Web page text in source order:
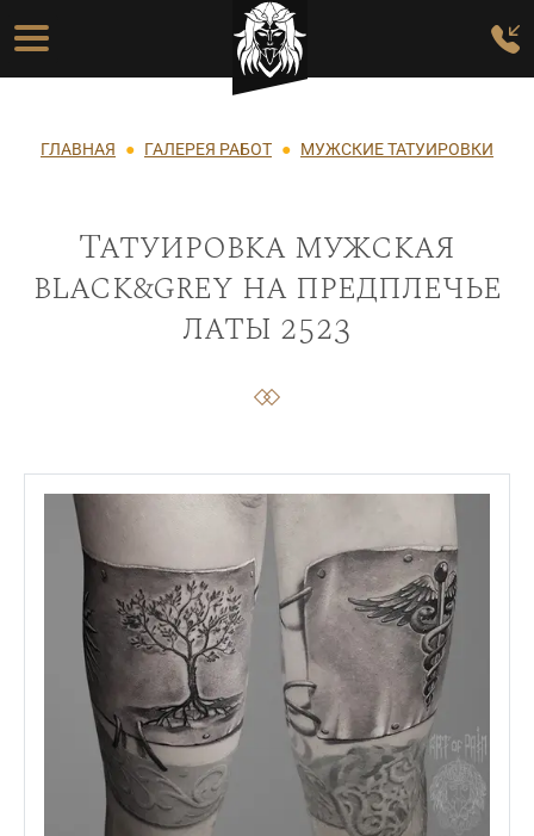
Перейти к основному содержанию
Основная навигация
Строка навигации
ГЛАВНАЯ ГАЛЕРЕЯ РАБОТ МУЖСКИЕ ТАТУИРОВКИ
Татуировка мужская
black&grey на предплечье
латы 2523